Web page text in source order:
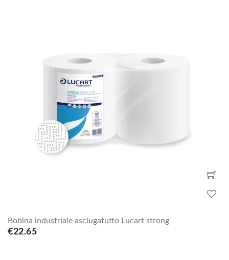
Bobina industriale asciugatutto Lucart strong
€22.65